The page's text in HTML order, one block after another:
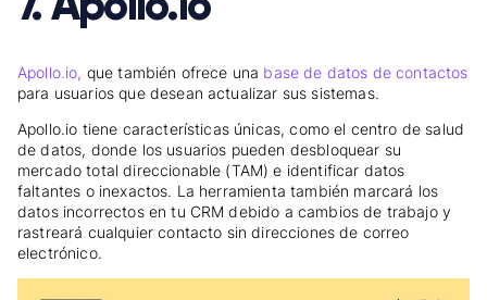
Apollo.io, que también ofrece una base de datos de contactos
para usuarios que desean actualizar sus sistemas.
Apollo.io tiene características únicas, como el centro de salud
de datos, donde los usuarios pueden desbloquear su
mercado total direccionable (TAM) e identificar datos
faltantes o inexactos. La herramienta también marcará los
datos incorrectos en tu CRM debido a cambios de trabajo y
rastreará cualquier contacto sin direcciones de correo
electrónico.